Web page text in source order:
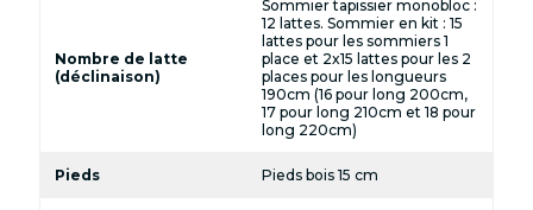
Nombre de latte
(déclinaison)
Sommier tapissier monobloc :
12 lattes. Sommier en kit : 15
lattes pour les sommiers 1
place et 2x15 lattes pour les 2
places pour les longueurs
190cm (16 pour long 200cm,
17 pour long 210cm et 18 pour
long 220cm)
Pieds Pieds bois 15 cm